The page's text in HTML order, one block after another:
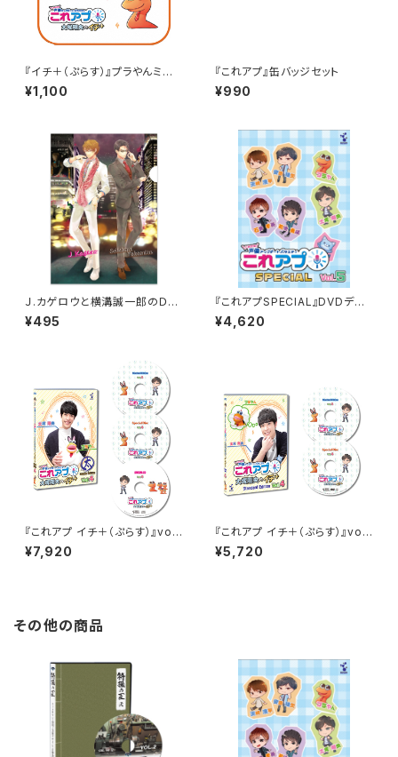
『イチ＋（ぷらす）』プラやんミニタ
オル
¥1,100
『これアプ』缶バッジセット
¥990
Ｊ.カゲロウと横溝誠一郎のＤＪ
クリアファイル
¥495
『これアプSPECIAL』DVDデレ
クターズカット vol.5
¥4,620
『これアプ イチ＋（ぷらす）』vol.
4 デレクターズカット太まるＤＸ
版
¥7,920
『これアプ イチ＋（ぷらす）』vol.
4 デレクターズカット通常版（D
VD2枚組）
¥5,720
その他の商品